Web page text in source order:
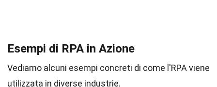
Esempi di RPA in Azione
Vediamo alcuni esempi concreti di come l'RPA viene
utilizzata in diverse industrie.